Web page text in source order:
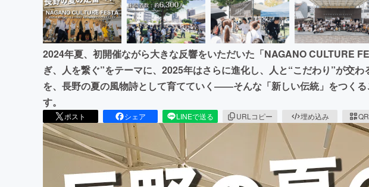
2024年夏、初開催ながら大きな反響をいただいた「NAGANO CULTURE
ぎ、人を繋ぐ”をテーマに、2025年はさらに進化し、人と“こだわり”が交わ
を、長野の夏の風物詩として育てていく――そんな「新しい伝統」をつくる
す。
ポスト シェア LINEで送る URLコピー 埋め込み